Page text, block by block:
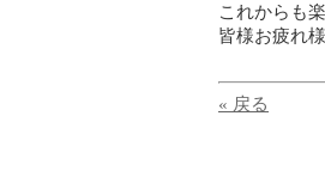
これからも
皆様お疲れ
« 戻る